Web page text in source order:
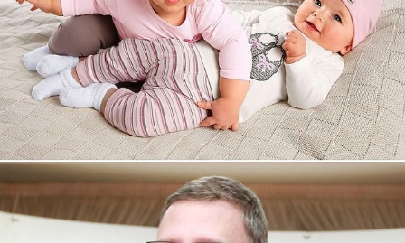
Увеличили выручку интернет-
магазину topdatop.ru на 25%!
Смотреть проект